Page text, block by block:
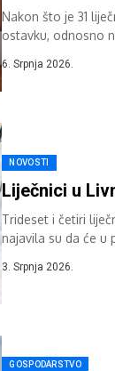
Nakon što je 31
ostavku, odnosno
6. Srpnja 2026.
NOVOSTI
Liječnici u
Trideset i četiri
najavila su da će u
3. Srpnja 2026.
GOSPODARSTVO